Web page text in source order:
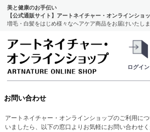
美と健康のお手伝い
【公式通販サイト】アートネイチャー・オンラインショ
増毛・白髪をはじめ様々なヘアケア商品をお届けいたしま
ログイン
お問い合わせ
アートネイチャー・オンラインショップのご利用に
いましたら、以下の窓口よりお気軽にお問い合わせく